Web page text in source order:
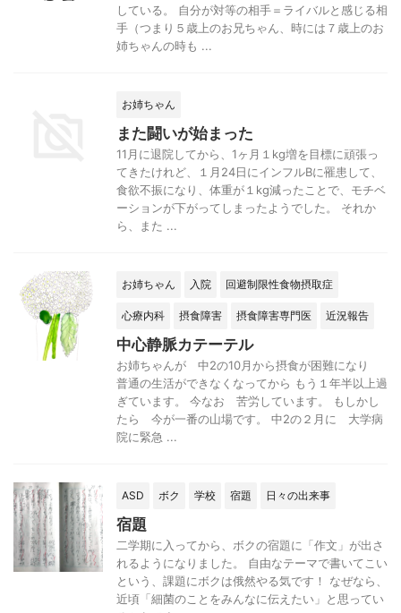
している。 自分が対等の相手＝ライバルと感じる相
手（つまり５歳上のお兄ちゃん、時には７歳上のお
姉ちゃんの時も ...
お姉ちゃん
また闘いが始まった
11月に退院してから、1ヶ月１kg増を目標に頑張っ
てきたけれど、１月24日にインフルBに罹患して、
食欲不振になり、体重が１kg減ったことで、モチベ
ーションが下がってしまったようでした。 それか
ら、また ...
お姉ちゃん 入院 回避制限性食物摂取症
心療内科 摂食障害 摂食障害専門医 近況報告
中心静脈カテーテル
お姉ちゃんが 中2の10月から摂食が困難になり
普通の生活ができなくなってから もう１年半以上過
ぎています。 今なお 苦労しています。 もしかし
たら 今が一番の山場です。 中2の２月に 大学病
院に緊急 ...
ASD ボク 学校 宿題 日々の出来事
宿題
二学期に入ってから、ボクの宿題に「作文」が出さ
れるようになりました。 自由なテーマで書いてこい
という、課題にボクは俄然やる気です！ なぜなら、
近頃「細菌のことをみんなに伝えたい」と思ってい